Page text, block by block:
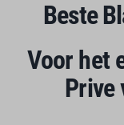
Locaties
Over ons
Kennisbank
Beste
Voor het
Prive